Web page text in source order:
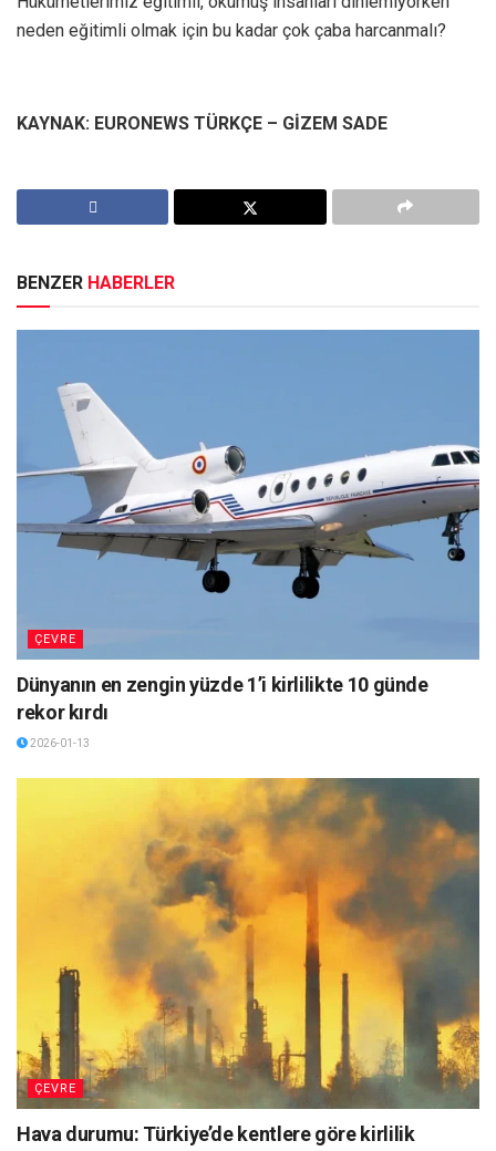
neden eğitimli olmak için bu kadar çok çaba harcanmalı?
KAYNAK: EURONEWS TÜRKÇE – GİZEM SADE
BENZER HABERLER
ÇEVRE
Dünyanın en zengin yüzde 1’i kirlilikte 10 günde
rekor kırdı
2026-01-13
ÇEVRE
Hava durumu: Türkiye’de kentlere göre kirlilik